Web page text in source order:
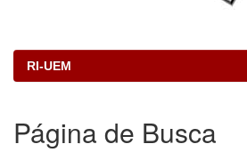
RI-UEM
Página de Busca